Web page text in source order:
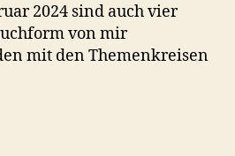
2024 sind auch vier
von mir
mit den Themenkreisen